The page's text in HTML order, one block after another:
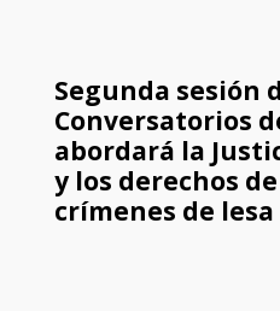
Segunda sesión
Conversatorios
abordará la
y los derechos
crímenes de